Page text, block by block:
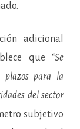
adicional
que “Se
plazos para la
del sector
subjetivo